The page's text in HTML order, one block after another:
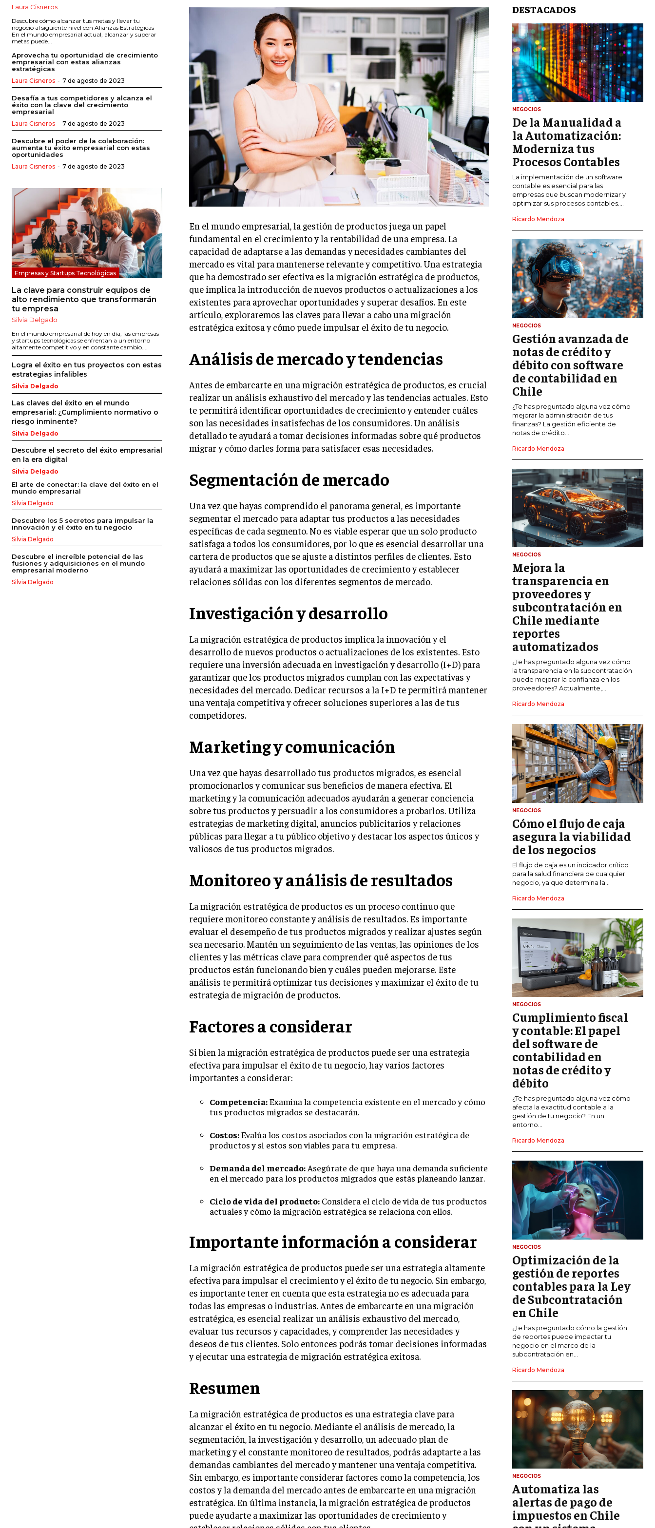
LIFESTYLE
MARKETING
ESTRATEGIAS DE MARKETING
AGENCIAS DE POSICIONAMIENTO WEB
SEO
VENTA DE ENLACES
MARKETING DIGITAL
PUBLICIDAD
VENTAS Y PERSUASIÓN
GESTIÓN DE PRODUCTOS
COMUNICACIÓN CORPORATIVA
GESTIÓN DE MARCA
INVESTIGACIÓN DE MERCADO
ANÁLISIS DE COMPETENCIA
GESTIÓN DE CLIENTES
EMPRENDIMIENTO
INNOVACIÓN EMPRESARIAL
GESTIÓN DEL CAMBIO
LIDERAZGO
EMPRENDIMIENTO
PLANIFICACIÓN EMPRESARIAL
FINANZAS
FINANZAS Y CONTABILIDAD
GESTIÓN DE RECURSOS FINANCIEROS
INVERSIONES Y MERCADOS FINANCIEROS
CONTABILIDAD EMPRESARIAL
ECONOMÍA EMPRESARIAL
INTERNACIONAL
NEGOCIOS INTERNACIONALES
COMERCIO INTERNACIONAL
EXPANSIÓN GLOBAL
ALIANZAS ESTRATÉGICAS
TECNOLOGIA
SOSTENIBILIDAD Y MEDIO AMBIENTE
GESTIÓN DE LA INNOVACIÓN
TECNOLÓGICA
TRANSFORMACIÓN DIGITAL
ANALÍTICA EMPRESARIAL Y BUSINESS
INTELLIGENCE
CIBERSEGURIDAD EMPRESARIAL
ESTRATEGIA
EMPRESAS FAMILIARES Y SUCESIÓN
NEGOCIACIÓN Y RESOLUCIÓN DE
CONFLICTOS
DERECHO EMPRESARIAL Y
REGULACIONES
ÉXITO EMPRESARIAL Y CASOS DE
ESTUDIO
GOBIERNO CORPORATIVO
NEGOCIOS
ESTRATEGIAS DE NEGOCIOS
MARKETING B2B
MARKETING B2C
FRANQUICIAS
MARKETING DE INFLUENCERS
E-COMMERCE
GESTIÓN DE CRISIS EMPRESARIALES
EMPRESAS Y STARTUPS TECNOLÓGICAS
GESTIÓN DE LA EXPERIENCIA DEL
CLIENTE
PROYECTOS
GESTIÓN DE PROYECTOS
GESTIÓN DE OPERACIONES Y CADENA
DE SUMINISTRO
LOGÍSTICA EMPRESARIAL
CALIDAD Y MEJORA CONTINUA
TALENTOS
TALENTO
RECLUTAMIENTO Y SELECCIÓN
DESARROLLO DE PERSONAL
GESTIÓN DEL DESEMPEÑO
CULTURA Y CLIMA ORGANIZACIONAL
ÉTICA EMPRESARIAL Y
RESPONSABILIDAD SOCIAL
BLOG
Laura Cisneros
Descubre cómo alcanzar tus metas y llevar tu
negocio al siguiente nivel con Alianzas Estratégicas
En el mundo empresarial actual, alcanzar y superar
metas puede...
Aprovecha tu oportunidad de crecimiento
empresarial con estas alianzas
estratégicas
Laura Cisneros - 7 de agosto de 2023
Desafía a tus competidores y alcanza el
éxito con la clave del crecimiento
empresarial
Laura Cisneros - 7 de agosto de 2023
Descubre el poder de la colaboración:
aumenta tu éxito empresarial con estas
oportunidades
Laura Cisneros - 7 de agosto de 2023
Empresas y Startups Tecnológicas
La clave para construir equipos de
alto rendimiento que transformarán
tu empresa
Silvia Delgado
En el mundo empresarial de hoy en día, las empresas
y startups tecnológicas se enfrentan a un entorno
altamente competitivo y en constante cambio....
Logra el éxito en tus proyectos con estas
estrategias infalibles
Silvia Delgado
Las claves del éxito en el mundo
empresarial: ¿Cumplimiento normativo o
riesgo inminente?
Silvia Delgado
Descubre el secreto del éxito empresarial
en la era digital
Silvia Delgado
El arte de conectar: la clave del éxito en el
mundo empresarial
Silvia Delgado
Descubre los 5 secretos para impulsar la
innovación y el éxito en tu negocio
Silvia Delgado
Descubre el increíble potencial de las
fusiones y adquisiciones en el mundo
empresarial moderno
Silvia Delgado
En el mundo empresarial, la gestión de productos juega un papel
fundamental en el crecimiento y la rentabilidad de una empresa. La
capacidad de adaptarse a las demandas y necesidades cambiantes del
mercado es vital para mantenerse relevante y competitivo. Una estrategia
que ha demostrado ser efectiva es la migración estratégica de productos,
que implica la introducción de nuevos productos o actualizaciones a los
existentes para aprovechar oportunidades y superar desafíos. En este
artículo, exploraremos las claves para llevar a cabo una migración
estratégica exitosa y cómo puede impulsar el éxito de tu negocio.
Análisis de mercado y tendencias
Antes de embarcarte en una migración estratégica de productos, es crucial
realizar un análisis exhaustivo del mercado y las tendencias actuales. Esto
te permitirá identificar oportunidades de crecimiento y entender cuáles
son las necesidades insatisfechas de los consumidores. Un análisis
detallado te ayudará a tomar decisiones informadas sobre qué productos
migrar y cómo darles forma para satisfacer esas necesidades.
Segmentación de mercado
Una vez que hayas comprendido el panorama general, es importante
segmentar el mercado para adaptar tus productos a las necesidades
específicas de cada segmento. No es viable esperar que un solo producto
satisfaga a todos los consumidores, por lo que es esencial desarrollar una
cartera de productos que se ajuste a distintos perfiles de clientes. Esto
ayudará a maximizar las oportunidades de crecimiento y establecer
relaciones sólidas con los diferentes segmentos de mercado.
Investigación y desarrollo
La migración estratégica de productos implica la innovación y el
desarrollo de nuevos productos o actualizaciones de los existentes. Esto
requiere una inversión adecuada en investigación y desarrollo (I+D) para
garantizar que los productos migrados cumplan con las expectativas y
necesidades del mercado. Dedicar recursos a la I+D te permitirá mantener
una ventaja competitiva y ofrecer soluciones superiores a las de tus
competidores.
Marketing y comunicación
Una vez que hayas desarrollado tus productos migrados, es esencial
promocionarlos y comunicar sus beneficios de manera efectiva. El
marketing y la comunicación adecuados ayudarán a generar conciencia
sobre tus productos y persuadir a los consumidores a probarlos. Utiliza
estrategias de marketing digital, anuncios publicitarios y relaciones
públicas para llegar a tu público objetivo y destacar los aspectos únicos y
valiosos de tus productos migrados.
Monitoreo y análisis de resultados
La migración estratégica de productos es un proceso continuo que
requiere monitoreo constante y análisis de resultados. Es importante
evaluar el desempeño de tus productos migrados y realizar ajustes según
sea necesario. Mantén un seguimiento de las ventas, las opiniones de los
clientes y las métricas clave para comprender qué aspectos de tus
productos están funcionando bien y cuáles pueden mejorarse. Este
análisis te permitirá optimizar tus decisiones y maximizar el éxito de tu
estrategia de migración de productos.
Factores a considerar
Si bien la migración estratégica de productos puede ser una estrategia
efectiva para impulsar el éxito de tu negocio, hay varios factores
importantes a considerar:
Competencia:Examina la competencia existente en el mercado y cómo
tus productos migrados se destacarán.
Costos:Evalúa los costos asociados con la migración estratégica de
productos y si estos son viables para tu empresa.
Demanda del mercado: Asegúrate de que haya una demanda suficiente
en el mercado para los productos migrados que estás planeando lanzar.
Ciclo de vida del producto: Considera el ciclo de vida de tus productos
actuales y cómo la migración estratégica se relaciona con ellos.
Importante información a considerar
La migración estratégica de productos puede ser una estrategia altamente
efectiva para impulsar el crecimiento y el éxito de tu negocio. Sin embargo,
es importante tener en cuenta que esta estrategia no es adecuada para
todas las empresas o industrias. Antes de embarcarte en una migración
estratégica, es esencial realizar un análisis exhaustivo del mercado,
evaluar tus recursos y capacidades, y comprender las necesidades y
deseos de tus clientes. Solo entonces podrás tomar decisiones informadas
y ejecutar una estrategia de migración estratégica exitosa.
Resumen
La migración estratégica de productos es una estrategia clave para
alcanzar el éxito en tu negocio. Mediante el análisis de mercado, la
segmentación, la investigación y desarrollo, un adecuado plan de
marketing y el constante monitoreo de resultados, podrás adaptarte a las
demandas cambiantes del mercado y mantener una ventaja competitiva.
Sin embargo, es importante considerar factores como la competencia, los
costos y la demanda del mercado antes de embarcarte en una migración
estratégica. En última instancia, la migración estratégica de productos
puede ayudarte a maximizar las oportunidades de crecimiento y
DESTACADOS
NEGOCIOS
De la Manualidad a
la Automatización:
Moderniza tus
Procesos Contables
La implementación de un software
contable es esencial para las
empresas que buscan modernizar y
optimizar sus procesos contables....
Ricardo Mendoza
NEGOCIOS
Gestión avanzada de
notas de crédito y
débito con software
de contabilidad en
Chile
¿Te has preguntado alguna vez cómo
mejorar la administración de tus
finanzas? La gestión eficiente de
notas de crédito...
Ricardo Mendoza
NEGOCIOS
Mejora la
transparencia en
proveedores y
subcontratación en
Chile mediante
reportes
automatizados
¿Te has preguntado alguna vez cómo
la transparencia en la subcontratación
puede mejorar la confianza en los
proveedores? Actualmente,...
Ricardo Mendoza
NEGOCIOS
Cómo el flujo de caja
asegura la viabilidad
de los negocios
El flujo de caja es un indicador crítico
para la salud financiera de cualquier
negocio, ya que determina la...
Ricardo Mendoza
NEGOCIOS
Cumplimiento fiscal
y contable: El papel
del software de
contabilidad en
notas de crédito y
débito
¿Te has preguntado alguna vez cómo
afecta la exactitud contable a la
gestión de tu negocio? En un
entorno...
Ricardo Mendoza
NEGOCIOS
Optimización de la
gestión de reportes
contables para la Ley
de Subcontratación
en Chile
¿Te has preguntado cómo la gestión
de reportes puede impactar tu
negocio en el marco de la
subcontratación en...
Ricardo Mendoza
NEGOCIOS
Automatiza las
alertas de pago de
impuestos en Chile